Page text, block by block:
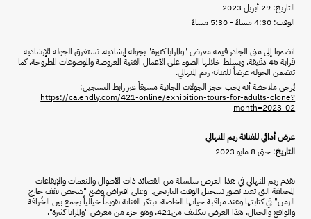
التاريخ: 29 أبريل 2023
الوقت: 4:30 مساءً - 5:30 مساءً
انضموا إلى منى الجادر قيمة معرض "والمرايا كثيرة" بجولة إرشادية. تستغرق الجولة الإرشادية
قرابة 45 دقيقة، ويسلط خلالها الضوء على الأعمال الفنية المعروضة والموضوعات المطروحة. كما
تتضمن الجولة عرضاً للفنانة ريم المنهالي.
يُرجى ملاحظة أنه يجب حجز الجولات المجانية مسبقاً عبر رابط التسجيل:
https://calendly.com/421-online/exhibition-tours-for-adults-clone?
month=2023-02
عرض أدائي للفنانة ريم المنهالي
التاريخ: حتى 8 مايو 2023
تقدم ريم المنهالي في هذا العرض سلسلة من القصائد ذات الأطوال والنغمات والإيقاعات
المختلفة التي تعيد تصور تسجيل الوقت التاريخي. وعلى افتراض وضع "شخص يقف خارج
الزمن" في كتابتها وعند مراقبة حياتها الخاصة، تبتكر الفنانة تقويماً خيالياً يجمع بين الخُرافة
والواقع والخيال. هذا العرض بتكليف من421. وهو جزء من معرض "والمرايا كثيرة".